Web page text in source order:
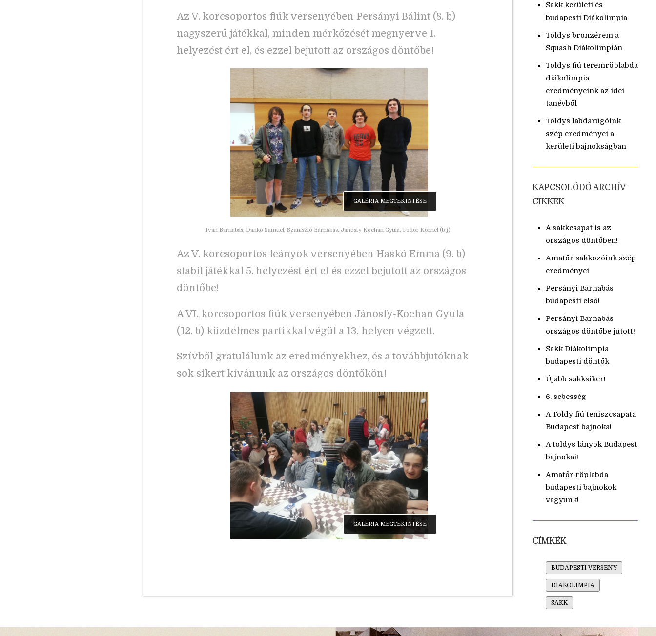
Az V. korcsoportos fiúk versenyében Persányi Bálint (8. b)
nagyszerű játékkal, minden mérkőzését megnyerve 1.
helyezést ért el, és ezzel bejutott az országos döntőbe!
Iván Barnabás, Dankó Sámuel, Szaniszló Barnabás, Jánosfy-Kochan Gyula, Fodor Kornél (b-j)
GALÉRIA MEGTEKINTÉSE
Az V. korcsoportos leányok versenyében Haskó Emma (9. b)
stabil játékkal 5. helyezést ért el és ezzel bejutott az országos
döntőbe!
A VI. korcsoportos fiúk versenyében Jánosfy-Kochan Gyula
(12. b) küzdelmes partikkal végül a 13. helyen végzett.
Szívből gratulálunk az eredményekhez, és a továbbjutóknak
sok sikert kívánunk az országos döntőkön!
GALÉRIA MEGTEKINTÉSE
Sakk kerületi és
budapesti Diákolimpia
Toldys bronzérem a
Squash Diákolimpián
Toldys fiú teremröplabda
diákolimpia
eredményeink az idei
tanévből
Toldys labdarúgóink
szép eredményei a
kerületi bajnokságban
KAPCSOLÓDÓ ARCHÍV
CIKKEK
A sakkcsapat is az
országos döntőben!
Amatőr sakkozóink szép
eredményei
Persányi Barnabás
budapesti első!
Persányi Barnabás
országos döntőbe jutott!
Sakk Diákolimpia
budapesti döntők
Újabb sakksiker!
6. sebesség
A Toldy fiú teniszcsapata
Budapest bajnoka!
A toldys lányok Budapest
bajnokai!
Amatőr röplabda
budapesti bajnokok
vagyunk!
CÍMKÉK
BUDAPESTI VERSENY
DIÁKOLIMPIA
SAKK